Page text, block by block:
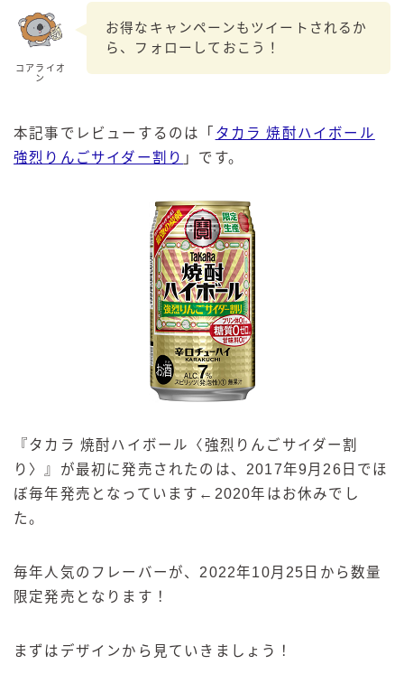
コアライオ
ン
お得なキャンペーンもツイートされるか
ら、フォローしておこう！
本記事でレビューするのは「 タカラ 焼酎ハイボール
強烈りんごサイダー割り 」です。
『タカラ 焼酎ハイボール〈強烈りんごサイダー割
り〉
』が最初に発売されたのは、2017年9月26日でほ
ぼ毎年発売となっています←2020年はお休みでし
た。
毎年人気のフレーバーが、2022年10月25日から数量
限定発売となります！
まずはデザインから見ていきましょう！